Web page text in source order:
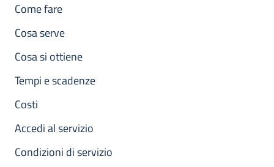
Come fare
Cosa serve
Cosa si ottiene
Tempi e scadenze
Costi
Accedi al servizio
Condizioni di servizio